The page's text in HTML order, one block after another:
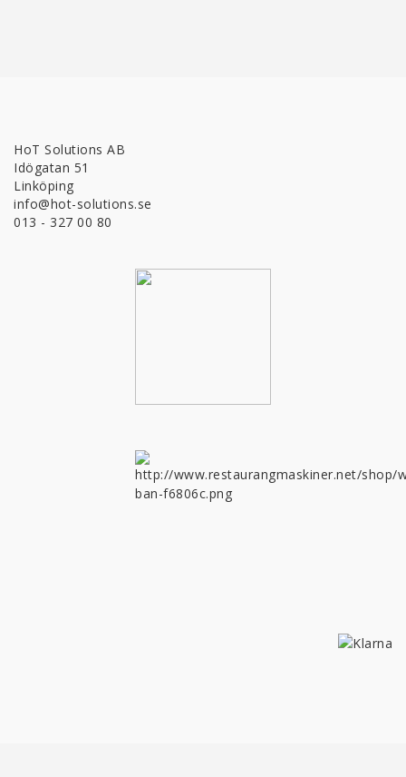
HoT Solutions AB
Idögatan 51
Linköping
info@hot-solutions.se
013 - 327 00 80